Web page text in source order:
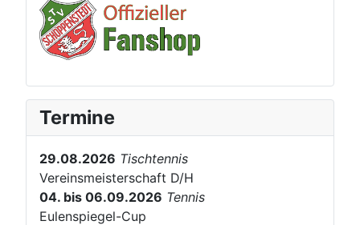
Termine
29.08.2026 Tischtennis
Vereinsmeisterschaft D/H
04. bis 06.09.2026 Tennis
Eulenspiegel-Cup